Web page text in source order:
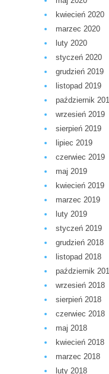
kwiecień 2020
marzec 2020
luty 2020
styczeń 2020
grudzień 2019
listopad 2019
październik
wrzesień 2019
sierpień 2019
lipiec 2019
czerwiec 2019
maj 2019
kwiecień 2019
marzec 2019
luty 2019
styczeń 2019
grudzień 2018
listopad 2018
październik
wrzesień 2018
sierpień 2018
czerwiec 2018
maj 2018
kwiecień 2018
marzec 2018
luty 2018